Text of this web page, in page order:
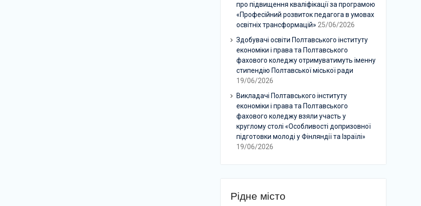
про підвищення кваліфікації за програмою
«Професійний розвиток педагога в умовах
освітніх трансформацій» 25/06/2026
Здобувачі освіти Полтавського інституту
економіки і права та Полтавського
фахового коледжу отримуватимуть іменну
стипендію Полтавської міської ради
19/06/2026
Викладачі Полтавського інституту
економіки і права та Полтавського
фахового коледжу взяли участь у
круглому столі «Особливості допризовної
підготовки молоді у Фінляндії та Ізраїлі»
19/06/2026
Рідне місто